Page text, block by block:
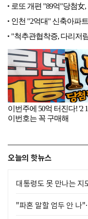
오늘의 핫뉴스
대통령도 못 만나는
"파혼 말할 엄두 안 나